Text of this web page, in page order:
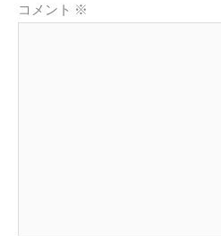
コメント ※